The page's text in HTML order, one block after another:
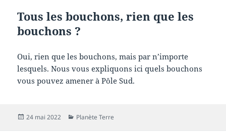
Tous les bouchons, rien que les
bouchons ?
Oui, rien que les bouchons, mais par n’importe
lesquels. Nous vous expliquons ici quels bouchons
vous pouvez amener à Pôle Sud.
Publié
24 mai 2022 Catégories
Planète Terre